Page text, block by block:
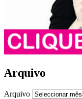
Arquivo
Arquivo